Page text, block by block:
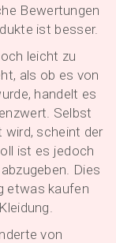
Bewertungen
ist besser.
leicht zu
als ob es von
handelt es
Selbst
wird, scheint der
ist es jedoch
Dies
etwas kaufen
von